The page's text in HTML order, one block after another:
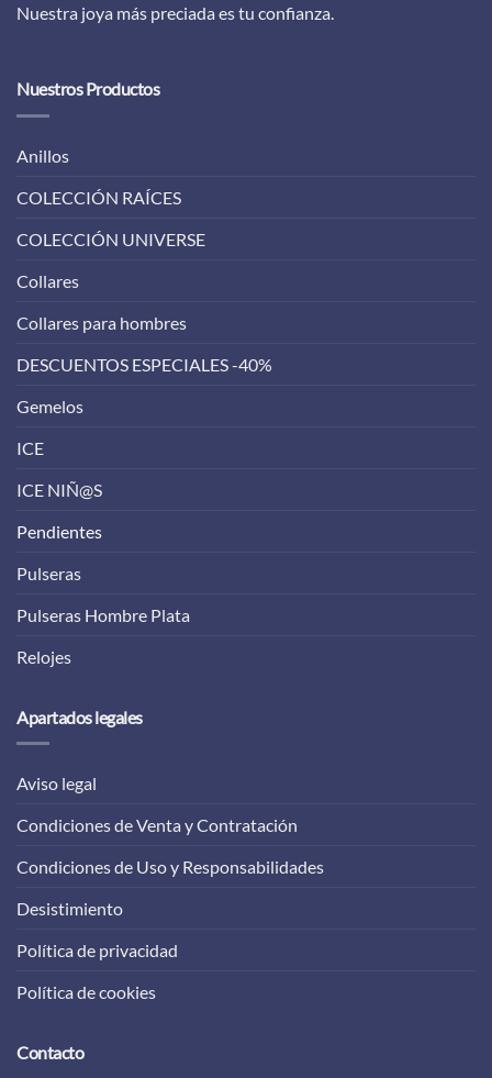
Nuestra joya más preciada es tu confianza.
Nuestros Productos
Anillos
COLECCIÓN RAÍCES
COLECCIÓN UNIVERSE
Collares
Collares para hombres
DESCUENTOS ESPECIALES -40%
Gemelos
ICE
ICE NIÑ@S
Pendientes
Pulseras
Pulseras Hombre Plata
Relojes
Apartados legales
Aviso legal
Condiciones de Venta y Contratación
Condiciones de Uso y Responsabilidades
Desistimiento
Política de privacidad
Política de cookies
Contacto